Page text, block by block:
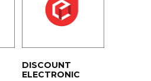
DISCOUNT
ELECTRONIC